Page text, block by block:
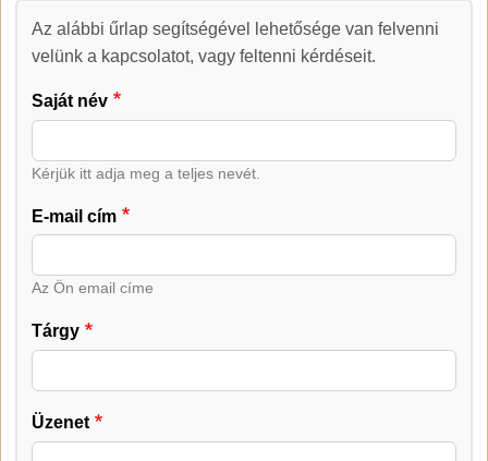
Kapcsolat
Az alábbi űrlap segítségével lehetősége van felvenni
velünk a kapcsolatot, vagy feltenni kérdéseit.
Saját név
Kérjük itt adja meg a teljes nevét.
E-mail cím
Az Ön email címe
Tárgy
Üzenet